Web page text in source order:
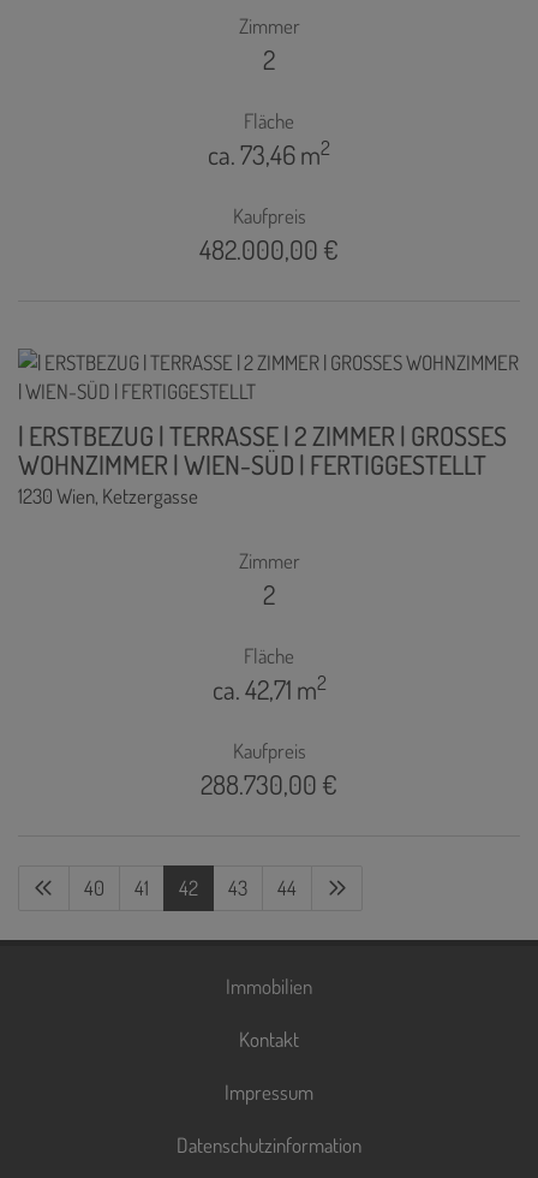
Zimmer
2
Fläche
ca. 73,46 m2
Kaufpreis
482.000,00 €
| ERSTBEZUG | TERRASSE | 2 ZIMMER | GROSSES
WOHNZIMMER | WIEN-SÜD | FERTIGGESTELLT
1230 Wien, Ketzergasse
Zimmer
2
Fläche
ca. 42,71 m2
Kaufpreis
288.730,00 €
40 41 42 43 44
Immobilien
Kontakt
Impressum
Datenschutzinformation